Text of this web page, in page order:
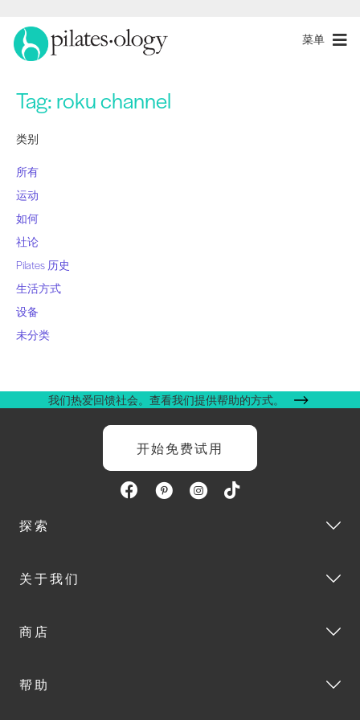
菜单
Tag:roku channel
类别
所有
运动
如何
社论
Pilates 历史
生活方式
设备
未分类
我们热爱回馈社会。查看我们提供帮助的方式。
开始免费试用
探索
关于我们
商店
帮助